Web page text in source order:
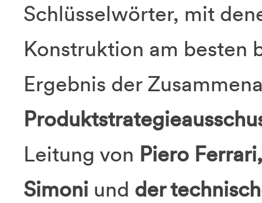
Schlüsselwörter, mit
Konstruktion am besten
Ergebnis der
Leitung von Piero
Simoniund der